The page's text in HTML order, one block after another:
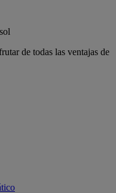
de todas las ventajas de